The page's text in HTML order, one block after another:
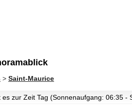
> Saint-Maurice
es zur Zeit Tag (Sonnenaufgang: 06:35 -
00:56